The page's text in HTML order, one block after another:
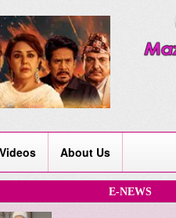
Videos About Us
E-NEWS